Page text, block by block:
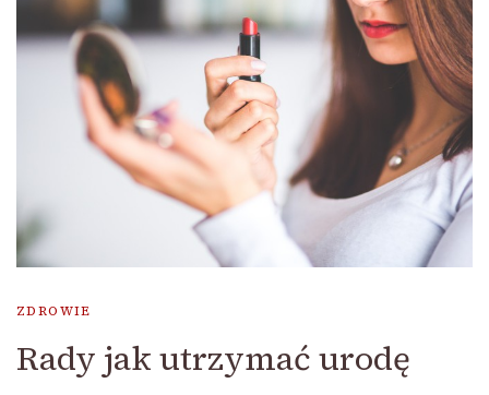
ZDROWIE
Rady jak utrzymać urodę